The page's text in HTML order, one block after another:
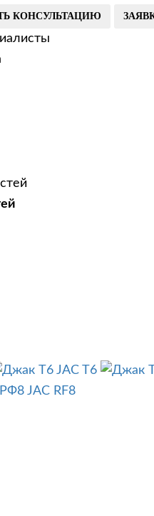
КОНСУЛЬТАЦИЮ
JAC T6
JAC RF8